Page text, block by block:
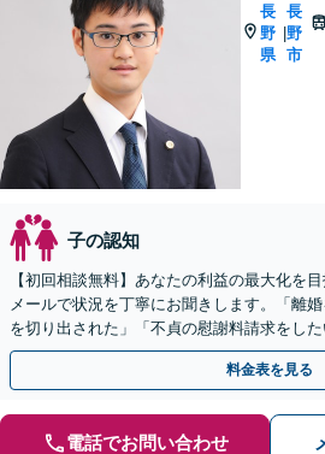
長
野
県
|
長
野
市
子の認知
【初回相談無料】あなたの利益の最大化を
メールで状況を丁寧にお聞きします。「離
を切り出された」「不貞の慰謝料請求をした
【リーズナブルな料金設定】
料金表を見る
電話でお問い合わせ